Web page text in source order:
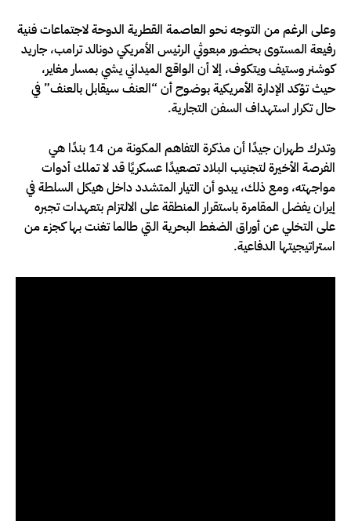
وعلى الرغم من التوجه نحو العاصمة القطرية الدوحة لاجتماعات فنية
رفيعة المستوى بحضور مبعوثي الرئيس الأمريكي دونالد ترامب، جاريد
كوشنر وستيف ويتكوف، إلا أن الواقع الميداني يشي بمسار مغاير،
حيث تؤكد الإدارة الأمريكية بوضوح أن “العنف سيقابل بالعنف” في
حال تكرار استهداف السفن التجارية.
وتدرك طهران جيدًا أن مذكرة التفاهم المكونة من 14 بندًا هي
الفرصة الأخيرة لتجنيب البلاد تصعيدًا عسكريًا قد لا تملك أدوات
مواجهته، ومع ذلك، يبدو أن التيار المتشدد داخل هيكل السلطة في
إيران يفضل المقامرة باستقرار المنطقة على الالتزام بتعهدات تجبره
على التخلي عن أوراق الضغط البحرية التي طالما تغنت بها كجزء من
استراتيجيتها الدفاعية.